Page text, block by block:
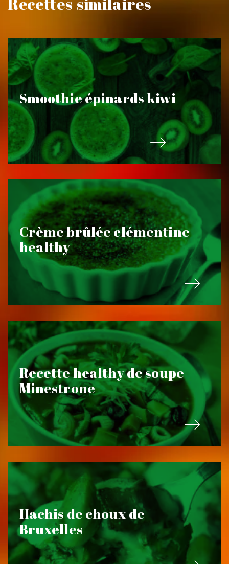
Smoothie épinards kiwi
Crème brûlée clémentine
healthy
Recette healthy de soupe
Minestrone
Hachis de choux de
Bruxelles